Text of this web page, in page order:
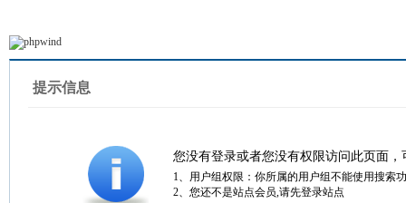
提示信息
您没有登录或者您没有权限访问此页面
1、用户组权限：你所属的用户组不能使用搜索
2、您还不是站点会员,请先登录站点